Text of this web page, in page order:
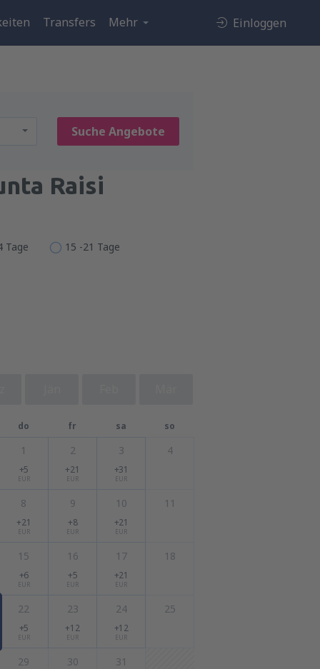
Transfers Mehr Einloggen
Suche Angebote
Raisi
Tage 15 -21 Tage
do fr sa so
1
+5
EUR
2
+21
EUR
3
+31
EUR
4
8
+21
EUR
9
+8
EUR
10
+21
EUR
11
15
+6
EUR
16
+5
EUR
17
+21
EUR
18
22
+5
EUR
23
+12
EUR
24
+12
EUR
25
29 30 31